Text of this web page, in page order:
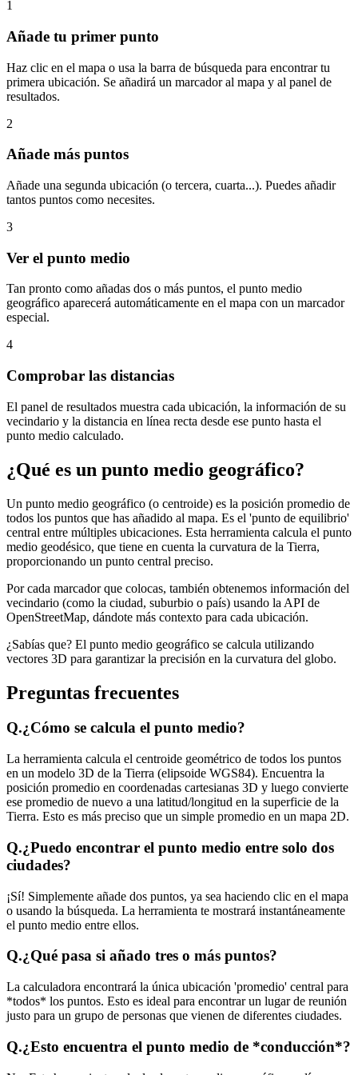
1
Añade tu primer punto
Haz clic en el mapa o usa la barra de búsqueda para encontrar tu
primera ubicación. Se añadirá un marcador al mapa y al panel de
resultados.
2
Añade más puntos
Añade una segunda ubicación (o tercera, cuarta...). Puedes añadir
tantos puntos como necesites.
3
Ver el punto medio
Tan pronto como añadas dos o más puntos, el punto medio
geográfico aparecerá automáticamente en el mapa con un marcador
especial.
4
Comprobar las distancias
El panel de resultados muestra cada ubicación, la información de su
vecindario y la distancia en línea recta desde ese punto hasta el
punto medio calculado.
¿Qué es un punto medio geográfico?
Un punto medio geográfico (o centroide) es la posición promedio de
todos los puntos que has añadido al mapa. Es el 'punto de equilibrio'
central entre múltiples ubicaciones. Esta herramienta calcula el punto
medio geodésico, que tiene en cuenta la curvatura de la Tierra,
proporcionando un punto central preciso.
Por cada marcador que colocas, también obtenemos información del
vecindario (como la ciudad, suburbio o país) usando la API de
OpenStreetMap, dándote más contexto para cada ubicación.
¿Sabías que? El punto medio geográfico se calcula utilizando
vectores 3D para garantizar la precisión en la curvatura del globo.
Preguntas frecuentes
Q.¿Cómo se calcula el punto medio?
La herramienta calcula el centroide geométrico de todos los puntos
en un modelo 3D de la Tierra (elipsoide WGS84). Encuentra la
posición promedio en coordenadas cartesianas 3D y luego convierte
ese promedio de nuevo a una latitud/longitud en la superficie de la
Tierra. Esto es más preciso que un simple promedio en un mapa 2D.
Q.¿Puedo encontrar el punto medio entre solo dos
ciudades?
¡Sí! Simplemente añade dos puntos, ya sea haciendo clic en el mapa
o usando la búsqueda. La herramienta te mostrará instantáneamente
el punto medio entre ellos.
Q.¿Qué pasa si añado tres o más puntos?
La calculadora encontrará la única ubicación 'promedio' central para
*todos* los puntos. Esto es ideal para encontrar un lugar de reunión
justo para un grupo de personas que vienen de diferentes ciudades.
Q.¿Esto encuentra el punto medio de *conducción*?